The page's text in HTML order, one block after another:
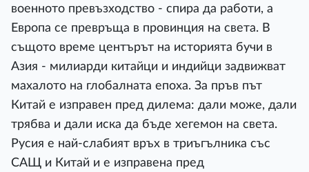
военното превъзходство - спира да работи, а
Европа се превръща в провинция на света. В
същото време центърът на историята бучи в
Азия - милиарди китайци и индийци задвижват
махалото на глобалната епоха. За пръв път
Китай е изправен пред дилема: дали може, дали
трябва и дали иска да бъде хегемон на света.
Русия е най-слабият връх в триъгълника със
САЩ и Китай и е изправена пред